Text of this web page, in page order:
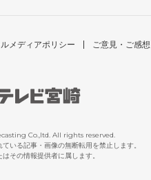
メディアポリシー ご意見・ご感想
Co.,ltd. All rights reserved.
いる記事・画像の無断転用を禁止します。
その情報提供者に属します。